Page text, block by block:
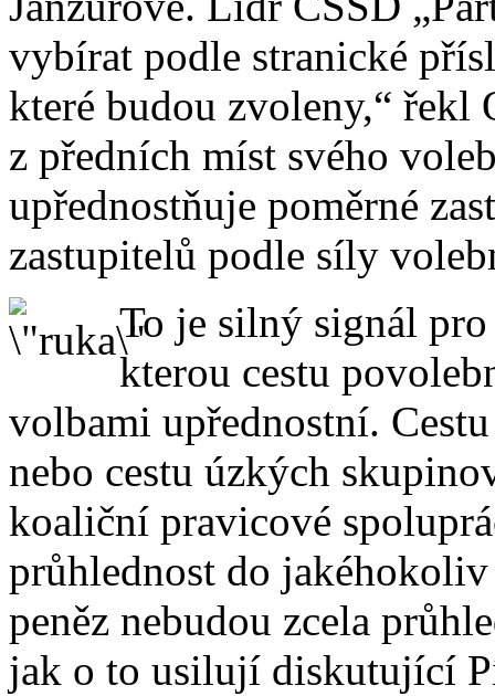
vybírat podle stranické
které budou zvoleny,“ řekl
z předních míst svého
upřednostňuje poměrné
zastupitelů podle síly
To je silný signál
kterou cestu
volbami upřednostní.
nebo cestu úzkých
koaliční pravicové
průhlednost do
peněz nebudou zcela
jak o to usilují diskutující